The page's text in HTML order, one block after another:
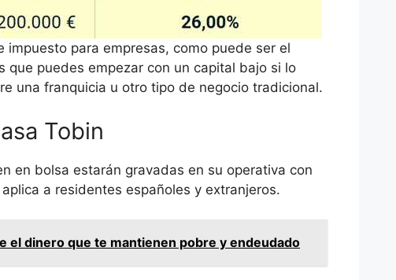
para empresas, como puede ser el
puedes empezar con un capital bajo si lo
una franquicia u otro tipo de negocio tradicional.
Tobin
en bolsa estarán gravadas en su operativa con
a residentes españoles y extranjeros.
el dinero que te mantienen pobre y endeudado